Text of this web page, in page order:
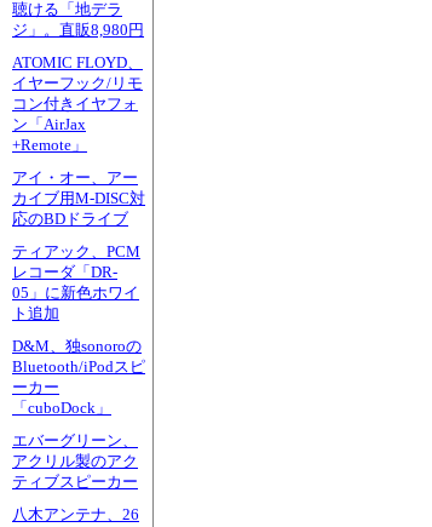
聴ける「地デラ
ジ」。直販8,980円
ATOMIC FLOYD、
イヤーフック/リモ
コン付きイヤフォ
ン「AirJax
+Remote」
アイ・オー、アー
カイブ用M-DISC対
応のBDドライブ
ティアック、PCM
レコーダ「DR-
05」に新色ホワイ
ト追加
D&M、独sonoroの
Bluetooth/iPodスピ
ーカー
「cuboDock」
エバーグリーン、
アクリル製のアク
ティブスピーカー
八木アンテナ、26